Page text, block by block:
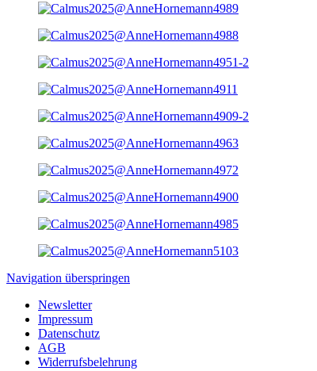
Navigation überspringen
Newsletter
Impressum
Datenschutz
AGB
Widerrufsbelehrung